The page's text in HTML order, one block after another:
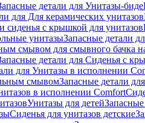
детали для Унитазы-биде
для Для керамических унитазов
сиденья с крышкой для унитазов
унитазыЗапасные детали
смывом для смывного бачка
детали для Сиденья с
для Унитазы в исполнении
смывомЗапасные детали
в исполнении Comfort
Унитазы для детей
Сиденья для унитазов детские